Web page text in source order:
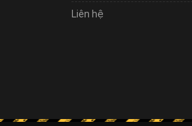
Liên hệ